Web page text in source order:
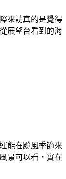
來訪真的是覺得
展望台看到的海
能在颱風季節來
景可以看，實在